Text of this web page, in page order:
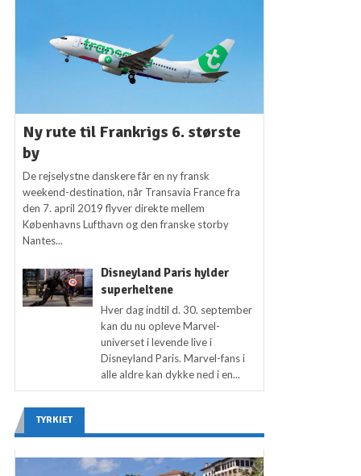
Ny rute til Frankrigs 6. største
by
De rejselystne danskere får en ny fransk
weekend-destination, når Transavia France fra
den 7. april 2019 flyver direkte mellem
Københavns Lufthavn og den franske storby
Nantes...
Disneyland Paris hylder
superheltene
Hver dag indtil d. 30. september
kan du nu opleve Marvel-
universet i levende live i
Disneyland Paris. Marvel-fans i
alle aldre kan dykke ned i en...
TYRKIET